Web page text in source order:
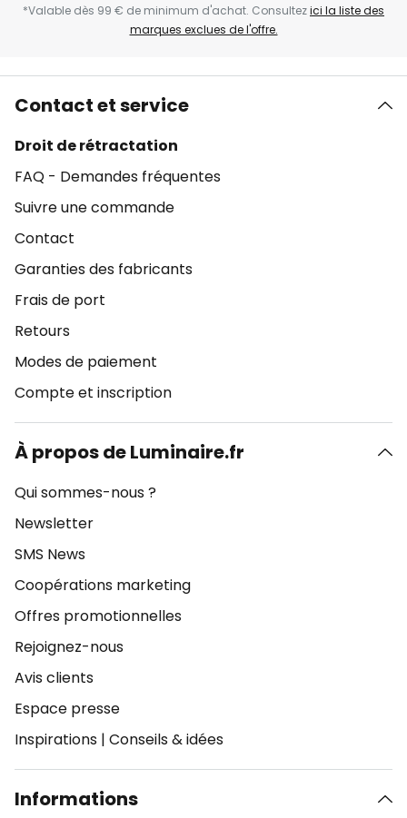
*Valable dès 99 € de minimum d'achat. Consultezici la liste des
marques exclues de l'offre.
Contact et service
Droit de rétractation
FAQ - Demandes fréquentes
Suivre une commande
Contact
Garanties des fabricants
Frais de port
Retours
Modes de paiement
Compte et inscription
À propos de Luminaire.fr
Qui sommes-nous ?
Newsletter
SMS News
Coopérations marketing
Offres promotionnelles
Rejoignez-nous
Avis clients
Espace presse
Inspirations | Conseils & idées
Informations